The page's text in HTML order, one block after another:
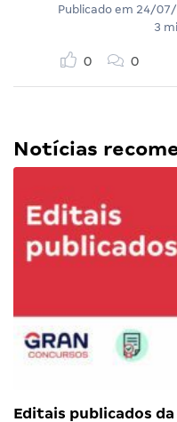
Publicado em 24/
3
0 0
Notícias
Editais publicados